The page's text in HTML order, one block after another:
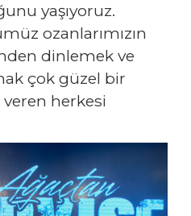
yaşıyoruz.
ozanlarımızın
dinlemek ve
çok güzel bir
herkesi